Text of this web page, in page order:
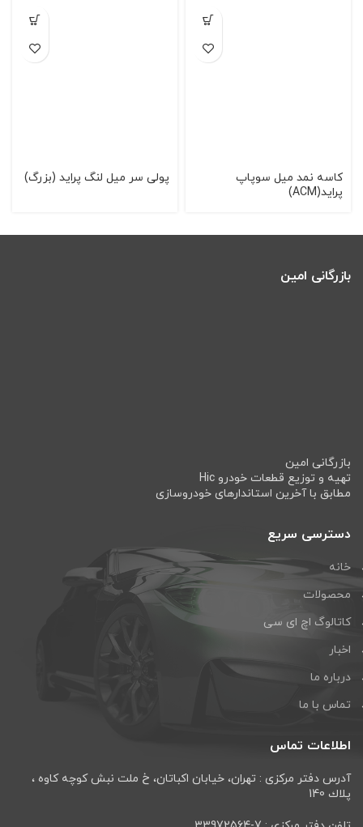
کاسه نمد میل سوپاپ
پراید(ACM)
پولی سر میل لنگ پراید (بزرگ)
بازرگانی امین
بازرگانی امین
تهیه و توزیع قطعات خودرو Hic
مطابق با آخرین استاندارهای خودروسازی
دسترسی سریع
خانه
محصولات
کاتالوگ اچ ای سی
اخبار
درباره ما
تماس با ما
اطلاعات تماس
آدرس دفتر مرکزی : تهران، خيابان اكباتان، خ ملت نبش كوچه كاوه ،
پلاك 140